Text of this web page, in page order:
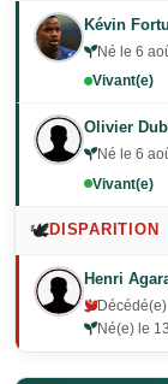
Kévin
Né le 6
Vivant(e)
Olivier
Né le 6
Vivant(e)
🕊️DISPARITION
Henri
Né(e) le